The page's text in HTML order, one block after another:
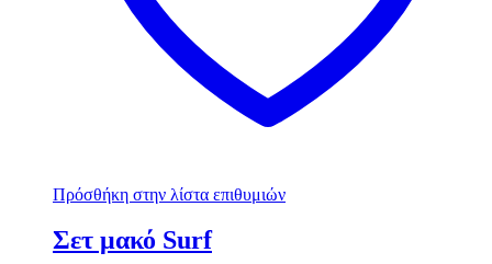
Πρόσθήκη στην λίστα επιθυμιών
Σετ μακό Surf